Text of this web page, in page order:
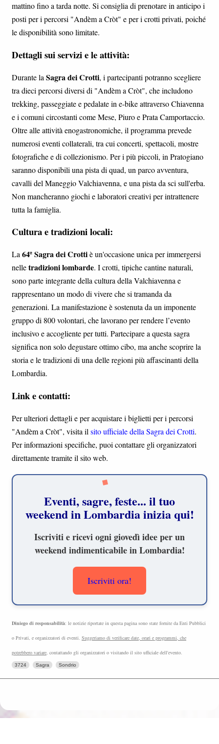
mattino fino a tarda notte. Si consiglia di prenotare in anticipo i
posti per i percorsi "Andèm a Cròt" e per i crotti privati, poiché
le disponibilità sono limitate.
Dettagli sui servizi e le attività:
Durante la Sagra dei Crotti, i partecipanti potranno scegliere
tra dieci percorsi diversi di "Andèm a Cròt", che includono
trekking, passeggiate e pedalate in e-bike attraverso Chiavenna
e i comuni circostanti come Mese, Piuro e Prata Camportaccio.
Oltre alle attività enogastronomiche, il programma prevede
numerosi eventi collaterali, tra cui concerti, spettacoli, mostre
fotografiche e di collezionismo. Per i più piccoli, in Pratogiano
saranno disponibili una pista di quad, un parco avventura,
cavalli del Maneggio Valchiavenna, e una pista da sci sull'erba.
Non mancheranno giochi e laboratori creativi per intrattenere
tutta la famiglia.
Cultura e tradizioni locali:
La 64ª Sagra dei Crottiè un'occasione unica per immergersi
nelletradizioni lombarde. I crotti, tipiche cantine naturali,
sono parte integrante della cultura della Valchiavenna e
rappresentano un modo di vivere che si tramanda da
generazioni. La manifestazione è sostenuta da un imponente
gruppo di 800 volontari, che lavorano per rendere l’evento
inclusivo e accogliente per tutti. Partecipare a questa sagra
significa non solo degustare ottimo cibo, ma anche scoprire la
storia e le tradizioni di una delle regioni più affascinanti della
Lombardia.
Link e contatti:
Per ulteriori dettagli e per acquistare i biglietti per i percorsi
"Andèm a Cròt", visita il sito ufficiale della Sagra dei Crotti.
Per informazioni specifiche, puoi contattare gli organizzatori
direttamente tramite il sito web.
Eventi, sagre, feste... il tuo
weekend in Lombardia inizia qui!
Iscriviti e ricevi ogni giovedì idee per un
weekend indimenticabile in Lombardia!
Iscriviti ora!
Diniego di responsabilità: le notizie riportate in questa pagina sono state fornite da Enti Pubblici
o Privati, e organizzatori di eventi. Suggeriamo di verificare date, orari e programmi, che
potrebbero variare, contattando gli organizzatori o visitando il sito ufficiale dell'evento.
3724 Sagra Sondrio